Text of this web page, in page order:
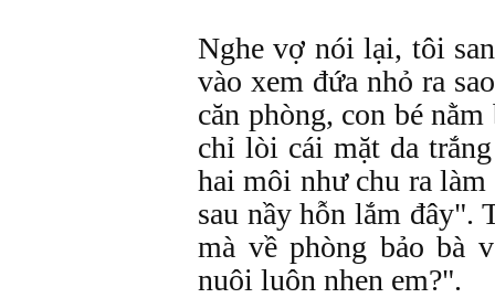
Nghe vợ nói lại, tôi
vào xem đứa nhỏ ra
căn phòng, con bé
chỉ lòi cái mặt da
hai môi như chu ra
sau nầy hỗn lắm
mà về phòng bảo bà
nuôi luôn nhen em?".